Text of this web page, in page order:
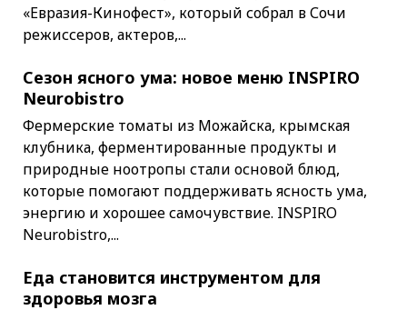
«Евразия-Кинофест», который собрал в Сочи
режиссеров, актеров,...
Сезон ясного ума: новое меню INSPIRO
Neurobistro
Фермерские томаты из Можайска, крымская
клубника, ферментированные продукты и
природные ноотропы стали основой блюд,
которые помогают поддерживать ясность ума,
энергию и хорошее самочувствие. INSPIRO
Neurobistro,...
Еда становится инструментом для
здоровья мозга